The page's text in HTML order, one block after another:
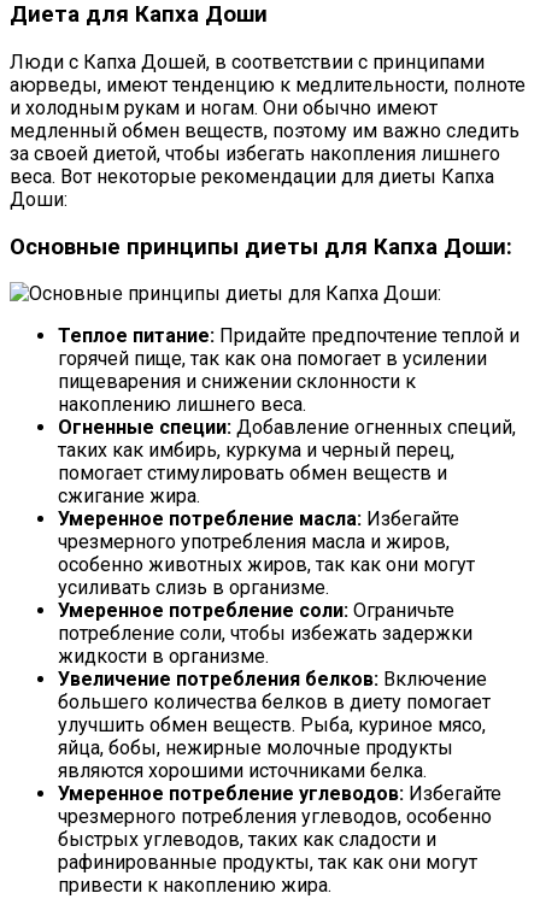
Диета для Капха Доши
Люди с Капха Дошей, в соответствии с принципами
аюрведы, имеют тенденцию к медлительности, полноте
и холодным рукам и ногам. Они обычно имеют
медленный обмен веществ, поэтому им важно следить
за своей диетой, чтобы избегать накопления лишнего
веса. Вот некоторые рекомендации для диеты Капха
Доши:
Основные принципы диеты для Капха Доши:
Теплое питание: Придайте предпочтение теплой и
горячей пище, так как она помогает в усилении
пищеварения и снижении склонности к
накоплению лишнего веса.
Огненные специи: Добавление огненных специй,
таких как имбирь, куркума и черный перец,
помогает стимулировать обмен веществ и
сжигание жира.
Умеренное потребление масла: Избегайте
чрезмерного употребления масла и жиров,
особенно животных жиров, так как они могут
усиливать слизь в организме.
Умеренное потребление соли: Ограничьте
потребление соли, чтобы избежать задержки
жидкости в организме.
Увеличение потребления белков: Включение
большего количества белков в диету помогает
улучшить обмен веществ. Рыба, куриное мясо,
яйца, бобы, нежирные молочные продукты
являются хорошими источниками белка.
Умеренное потребление углеводов: Избегайте
чрезмерного потребления углеводов, особенно
быстрых углеводов, таких как сладости и
рафинированные продукты, так как они могут
привести к накоплению жира.